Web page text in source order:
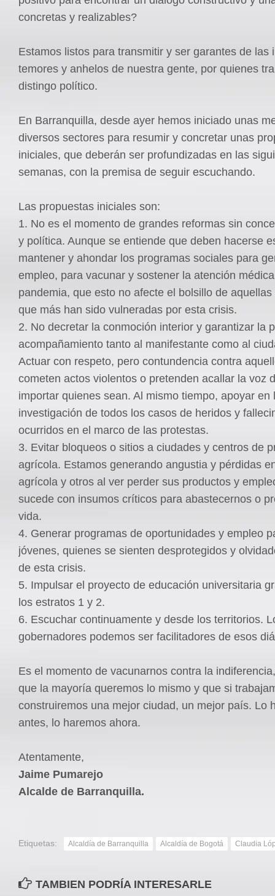
concretas y realizables?
Estamos listos para transmitir y ser garantes de las
temores y anhelos de nuestra gente, por quienes
distingo político.
En Barranquilla, desde ayer hemos iniciado unas
diversos sectores para resumir y concretar unas
iniciales, que deberán ser profundizadas en las
semanas, con la premisa de seguir escuchando.
Las propuestas iniciales son:
1. No es el momento de grandes reformas sin
y política. Aunque se entiende que deben hacerse
mantener y ahondar los programas sociales para
empleo, para vacunar y sostener la atención
pandemia, que esto no afecte el bolsillo de
que más han sido vulneradas por esta crisis.
2. No decretar la conmoción interior y garantizar la
acompañamiento tanto al manifestante como al
Actuar con respeto, pero contundencia contra
cometen actos violentos o pretenden acallar la voz
importar quienes sean. Al mismo tiempo, apoyar en
investigación de todos los casos de heridos y
ocurridos en el marco de las protestas.
3. Evitar bloqueos o sitios a ciudades y centros de
agrícola. Estamos generando angustia y pérdidas
agrícola y otros al ver perder sus productos y
sucede con insumos críticos para abastecernos o
vida.
4. Generar programas de oportunidades y empleo
jóvenes, quienes se sienten desprotegidos y
de esta crisis.
5. Impulsar el proyecto de educación universitaria
los estratos 1 y 2.
6. Escuchar continuamente y desde los territorios.
gobernadores podemos ser facilitadores de esos
Es el momento de vacunarnos contra la
que la mayoría queremos lo mismo y que si
construiremos una mejor ciudad, un mejor país. Lo
antes, lo haremos ahora.
Atentamente,
Jaime Pumarejo
Alcalde de Barranquilla.
Etiquetas: Alcaldía de Barranquilla Alcaldía de Bogotá Claudia
TAMBIEN PODRÍA INTERESARLE